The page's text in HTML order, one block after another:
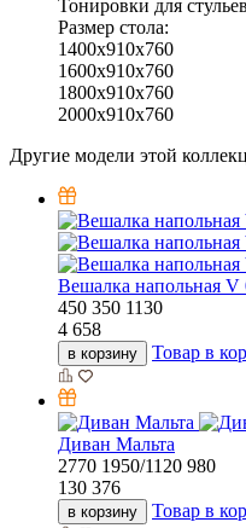
Тонировки для
Размер стола:
1400x910x760
1600x910x760
1800x910x760
2000x910x760
Другие модели этой
Вешалка напольная V
450 350 1130
4 658
в корзину Товар в
Диван Мальта
2770 1950/1120 980
130 376
в корзину Товар в